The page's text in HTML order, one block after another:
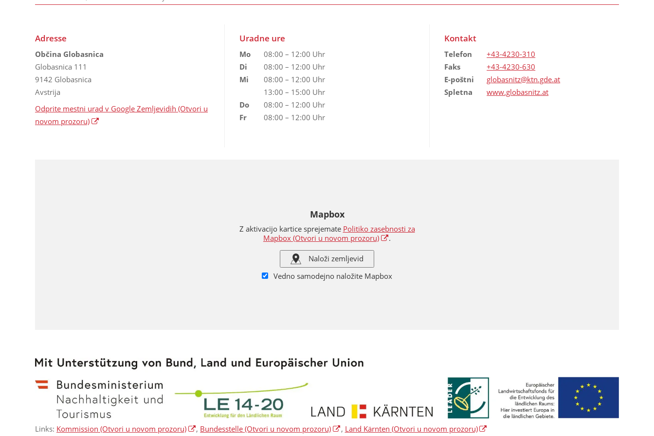
Adresse
Občina Globasnica
Globasnica 111
9142 Globasnica
Avstrija
Odprite mestni urad v Google Zemljevidih (Otvori u
novom prozoru)
Uradne ure
Mo
08:00 – 12:00 Uhr
Di
08:00 – 12:00 Uhr
Mi
08:00 – 12:00 Uhr
13:00 – 15:00 Uhr
Do
08:00 – 12:00 Uhr
Fr
08:00 – 12:00 Uhr
Kontakt
Telefon
+43-4230-310
Faks
+43-4230-630
E-poštni
globasnitz@ktn.gde.at
Spletna
www.globasnitz.at
Mapbox
Z aktivacijo kartice sprejemate Politiko zasebnosti za
Mapbox(Otvori u novom prozoru) .
Naloži zemljevid
Vedno samodejno naložite Mapbox
Links: Kommission (Otvori u novom prozoru) , Bundesstelle (Otvori u novom prozoru) , Land Kärnten (Otvori u novom prozoru)